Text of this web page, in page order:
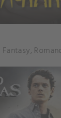
Fantasy,